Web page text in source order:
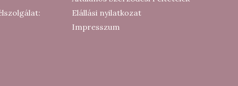
Elállási nyilatkozat
Impresszum